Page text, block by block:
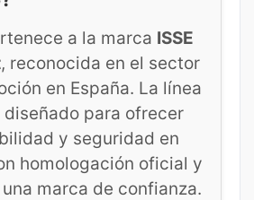
a la marca ISSE
, reconocida en el sector
en España. La línea
diseñado para ofrecer
y seguridad en
homologación oficial y
marca de confianza.